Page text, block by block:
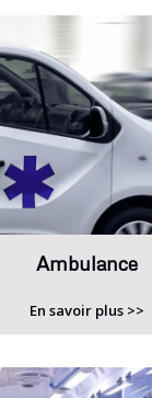
Ambulance
En savoir plus >>